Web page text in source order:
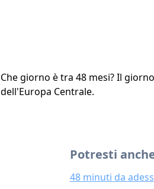
Che giorno è tra 48 mesi? Il
dell'Europa Centrale.
Potresti
48 minuti da